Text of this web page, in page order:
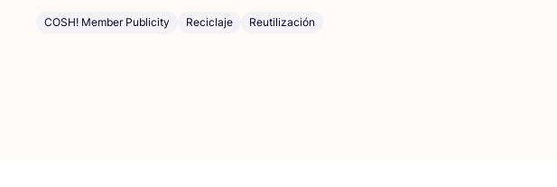
COSH! Member Publicity Reciclaje Reutilización